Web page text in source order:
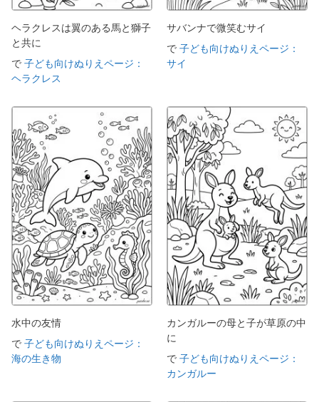
ヘラクレスは翼のある馬と獅子
と共に
で 子ども向けぬりえページ：
ヘラクレス
サバンナで微笑むサイ
で 子ども向けぬりえページ：
サイ
水中の友情
で 子ども向けぬりえページ：
海の生き物
カンガルーの母と子が草原の中
に
で 子ども向けぬりえページ：
カンガルー